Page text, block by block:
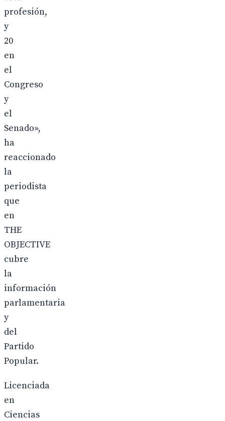
profesión,
y
20
en
el
Congreso
y
el
Senado»,
ha
reaccionado
la
periodista
que
en
THE
OBJECTIVE
cubre
la
información
parlamentaria
y
del
Partido
Popular.
Licenciada
en
Ciencias